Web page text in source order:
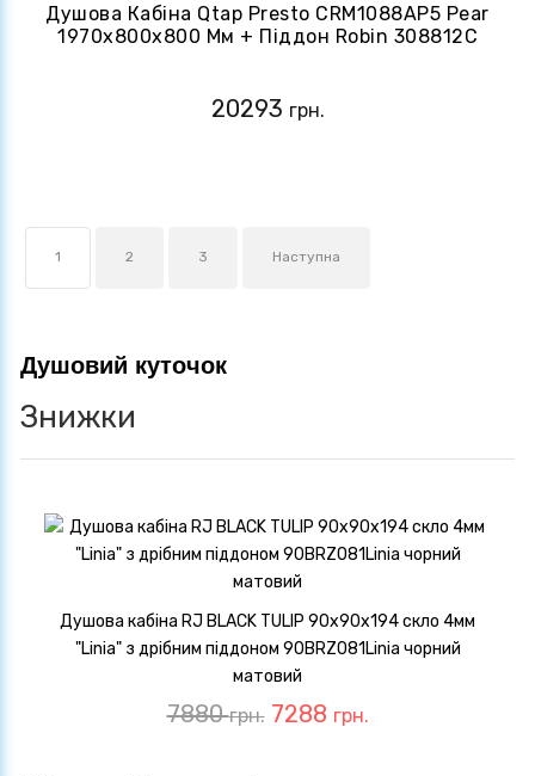
Душова Кабіна Qtap Presto CRM1088AP5 Pear
1970x800x800 Мм + Піддон Robin 308812C
20293 грн.
1 2 3 Наступна
Душовий куточок
Знижки
Душова кабіна RJ BLACK TULIP 90x90x194 скло 4мм
"Linia" з дрібним піддоном 90ВRZ081Linia чорний
матовий
7880грн. 7288 грн.